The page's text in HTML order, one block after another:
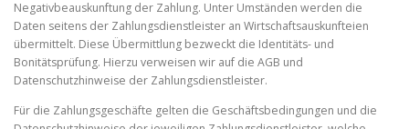
Negativbeauskunftung der Zahlung. Unter Umständen werden die
Daten seitens der Zahlungsdienstleister an Wirtschaftsauskunfteien
übermittelt. Diese Übermittlung bezweckt die Identitäts- und
Bonitätsprüfung. Hierzu verweisen wir auf die AGB und
Datenschutzhinweise der Zahlungsdienstleister.
Für die Zahlungsgeschäfte gelten die Geschäftsbedingungen und die